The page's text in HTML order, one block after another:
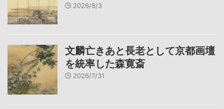
2026/8/3
文麟亡きあと長老として京都画壇
を統率した森寛斎
2026/7/31